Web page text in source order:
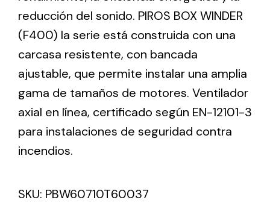
Variedad de soluciones solares para todo tipo
de necesidades.
Solar lighting
Variety of solar solutions for all kinds of needs.
reducción del sonido. PIROS BOX WINDER
(F400) la serie está construida con una
carcasa resistente, con bancada
ajustable, que permite instalar una amplia
gama de tamaños de motores. Ventilador
axial en línea, certificado según EN-12101-3
para instalaciones de seguridad contra
incendios.
SKU: PBW60710T60037